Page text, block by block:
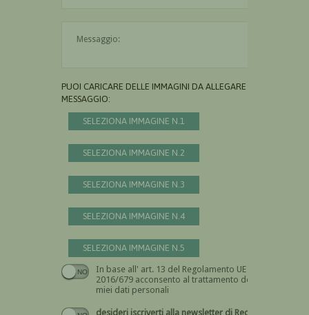
PUOI CARICARE DELLE IMMAGINI DA ALLEGARE AL
MESSAGGIO:
SELEZIONA IMMAGINE N.1
SELEZIONA IMMAGINE N.2
SELEZIONA IMMAGINE N.3
SELEZIONA IMMAGINE N.4
SELEZIONA IMMAGINE N.5
In base all' art. 13 del Regolamento UE n.
2016/679 acconsento al trattamento dei
miei dati personali
Devi dare il consenso
desideri iscriverti alla newsletter di Recta